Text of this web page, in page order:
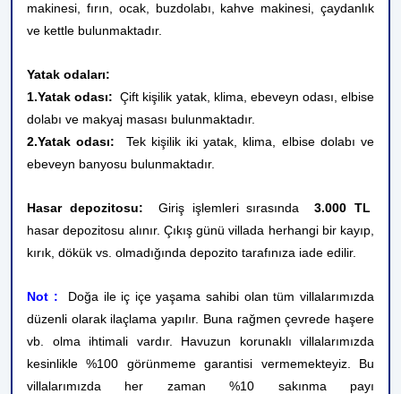
makinesi, fırın, ocak, buzdolabı, kahve makinesi, çaydanlık
ve kettle bulunmaktadır.
Yatak odaları:
1.Yatak odası: Çift kişilik yatak, klima, ebeveyn odası, elbise
dolabı ve makyaj masası bulunmaktadır.
2.Yatak odası:
Tek kişilik iki yatak, klima, elbise dolabı ve
ebeveyn banyosu bulunmaktadır.
Hasar depozitosu: Giriş işlemleri sırasında3.000 TL
hasar depozitosu alınır. Çıkış günü villada herhangi bir kayıp,
kırık, dökük vs. olmadığında depozito tarafınıza iade edilir.
Not :
Doğa ile iç içe yaşama sahibi olan tüm villalarımızda
düzenli olarak ilaçlama yapılır. Buna rağmen çevrede haşere
vb. olma ihtimali vardır. Havuzun korunaklı villalarımızda
kesinlikle %100 görünmeme garantisi vermemekteyiz. Bu
villalarımızda her zaman %10 sakınma payı